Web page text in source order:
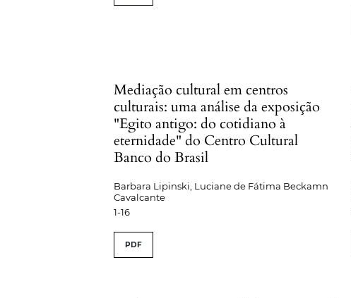
Mediação cultural em centros
culturais: uma análise da exposição
"Egito antigo: do cotidiano à
eternidade" do Centro Cultural
Banco do Brasil
Barbara Lipinski, Luciane de Fátima Beckamn
Cavalcante
1-16
PDF